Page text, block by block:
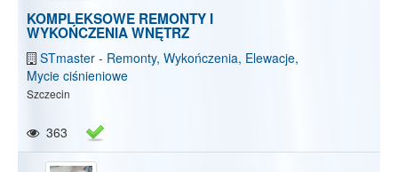
KOMPLEKSOWE REMONTY I
WYKOŃCZENIA WNĘTRZ
STmaster - Remonty, Wykończenia, Elewacje,
Mycie ciśnieniowe
Szczecin
363